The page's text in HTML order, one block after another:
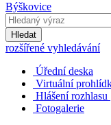
Býškovice
Hledat
rozšířené vyhledávání
Úřední deska
Virtuální
Hlášení rozhlasu
Fotogalerie